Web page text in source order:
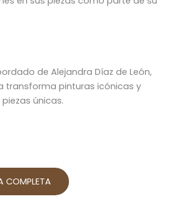
de Alejandra Díaz de León,
transforma pinturas icónicas y
únicas.
COMPLETA